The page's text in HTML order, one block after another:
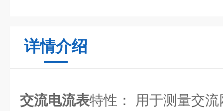
详情介绍
交流电流表特性： 用于测量交